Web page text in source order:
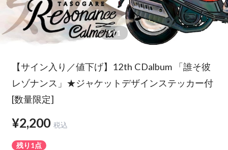
1| 1
【サイン入り／値下げ】12th CDalbum 「誰そ彼
レゾナンス」★ジャケットデザインステッカー付
[数量限定]
¥2,200 税込
残り1点